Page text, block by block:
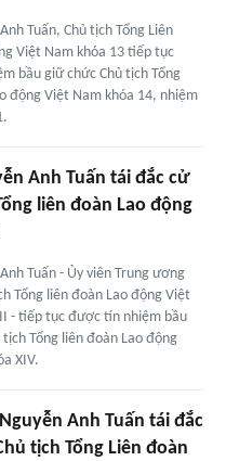
Tuấn, Chủ tịch Tổng Liên
Việt Nam khóa 13 tiếp tục
bầu giữ chức Chủ tịch Tổng
động Việt Nam khóa 14, nhiệm
Anh Tuấn tái đắc cử
liên đoàn Lao động
Tuấn - Ủy viên Trung ương
Tổng liên đoàn Lao động Việt
- tiếp tục được tín nhiệm bầu
Tổng liên đoàn Lao động
XIV.
Anh Tuấn tái đắc
tịch Tổng Liên đoàn